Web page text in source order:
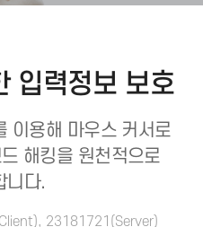
입력정보 보호
이용해 마우스 커서로
해킹을 원천적으로
니다.
23181721(Server)